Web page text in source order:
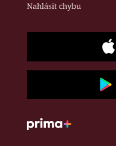
Nahlásit chybu